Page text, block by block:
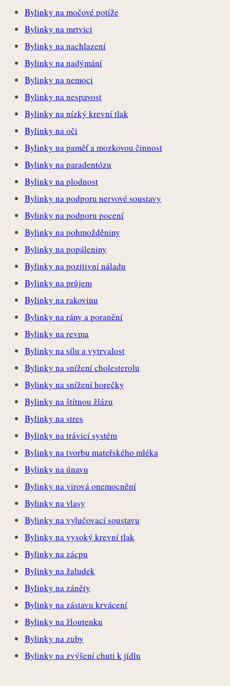
Bylinky na močové potíže
Bylinky na mrtvici
Bylinky na nachlazení
Bylinky na nadýmání
Bylinky na nemoci
Bylinky na nespavost
Bylinky na nízký krevní tlak
Bylinky na oči
Bylinky na paměť a mozkovou činnost
Bylinky na paradentózu
Bylinky na plodnost
Bylinky na podporu nervové soustavy
Bylinky na podporu pocení
Bylinky na pohmožděniny
Bylinky na popáleniny
Bylinky na pozitivní náladu
Bylinky na průjem
Bylinky na rakovinu
Bylinky na rány a poranění
Bylinky na revma
Bylinky na sílu a vytrvalost
Bylinky na snížení cholesterolu
Bylinky na snížení horečky
Bylinky na štítnou žlázu
Bylinky na stres
Bylinky na trávicí systém
Bylinky na tvorbu mateřského mléka
Bylinky na únavu
Bylinky na virová onemocnění
Bylinky na vlasy
Bylinky na vylučovací soustavu
Bylinky na vysoký krevní tlak
Bylinky na zácpu
Bylinky na žaludek
Bylinky na záněty
Bylinky na zástavu krvácení
Bylinky na žloutenku
Bylinky na zuby
Bylinky na zvýšení chuti k jídlu